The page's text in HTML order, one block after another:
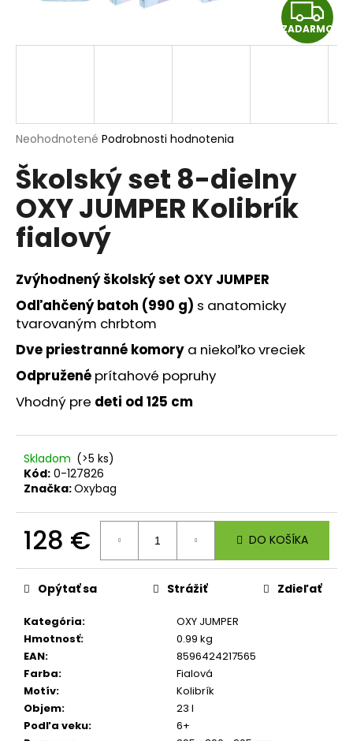
Priemerné
produktu
je
0,0
z
5
hviezdičiek.
Neohodnotené Podrobnosti hodnotenia
Školský set 8-dielny
OXY JUMPER Kolibrík
fialový
Zvýhodnený školský set OXY JUMPER
Odľahčený batoh (990 g) s anatomicky
tvarovaným chrbtom
Dve priestranné komory a niekoľko vreciek
Odpružené prítahové popruhy
Vhodný pre deti od 125 cm
Skladom (>5 ks)
Kód: 0-127826
Značka:Oxybag
128 €
cena:
DO KOŠÍKA
Kategória:
OXY JUMPER
Hmotnosť:
0.99 kg
EAN:
8596424217565
Farba:
Fialová
Motív:
Kolibrík
Objem:
23 l
Podľa veku:
6+
Opýtať sa Strážiť Zdieľať
Z
A
ZADARMO
j
HĽADAŤ
O
d
p
o
r
č
a
e
BOX
NA
DESIATU
PRIEHRADKOU
PIXEL
€